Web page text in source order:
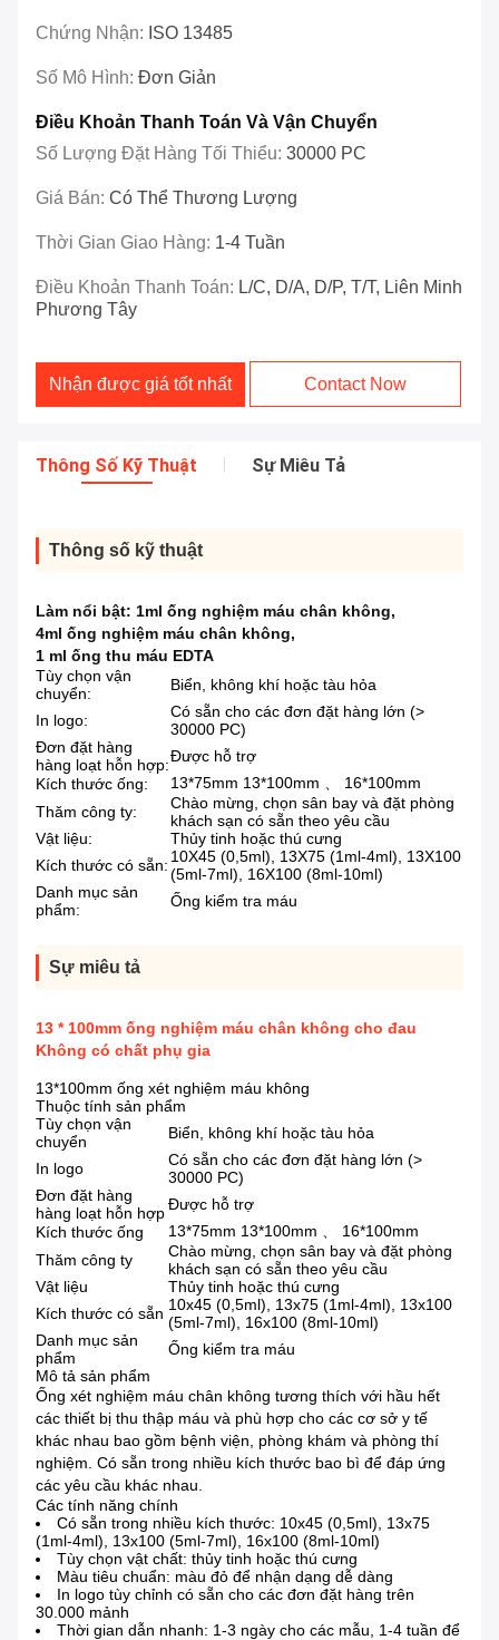
Chứng Nhận: ISO 13485
Số Mô Hình: Đơn Giản
Điều Khoản Thanh Toán Và Vận Chuyển
Số Lượng Đặt Hàng Tối Thiểu: 30000 PC
Giá Bán: Có Thể Thương Lượng
Thời Gian Giao Hàng: 1-4 Tuần
Điều Khoản Thanh Toán: L/C, D/A, D/P, T/T, Liên Minh
Phương Tây
Nhận được giá tốt nhất Contact Now
Thông Số Kỹ Thuật Sự Miêu Tả
Thông số kỹ thuật
Làm nổi bật: 1ml ống nghiệm máu chân không,
4ml ống nghiệm máu chân không,
1 ml ống thu máu EDTA
Tùy chọn vận
chuyển:
Biển, không khí hoặc tàu hỏa
In logo:
Có sẵn cho các đơn đặt hàng lớn (>
30000 PC)
Đơn đặt hàng
hàng loạt hỗn hợp:Được hỗ trợ
Kích thước ống:
13*75mm 13*100mm 、 16*100mm
Thăm công ty:
Chào mừng, chọn sân bay và đặt phòng
khách sạn có sẵn theo yêu cầu
Vật liệu:
Thủy tinh hoặc thú cưng
Kích thước có sẵn: 10X45 (0,5ml), 13X75 (1ml-4ml), 13X100
(5ml-7ml), 16X100 (8ml-10ml)
Danh mục sản
phẩm:
Ống kiểm tra máu
Sự miêu tả
13 * 100mm ống nghiệm máu chân không cho đau
Không có chất phụ gia
13*100mm ống xét nghiệm máu không
Thuộc tính sản phẩm
Tùy chọn vận
chuyển
Biển, không khí hoặc tàu hỏa
In logo
Có sẵn cho các đơn đặt hàng lớn (>
30000 PC)
Đơn đặt hàng
hàng loạt hỗn hợpĐược hỗ trợ
Kích thước ống
13*75mm 13*100mm 、 16*100mm
Thăm công ty
Chào mừng, chọn sân bay và đặt phòng
khách sạn có sẵn theo yêu cầu
Vật liệu
Thủy tinh hoặc thú cưng
Kích thước có sẵn 10x45 (0,5ml), 13x75 (1ml-4ml), 13x100
(5ml-7ml), 16x100 (8ml-10ml)
Danh mục sản
phẩm
Ống kiểm tra máu
Mô tả sản phẩm
Ống xét nghiệm máu chân không tương thích với hầu hết
các thiết bị thu thập máu và phù hợp cho các cơ sở y tế
khác nhau bao gồm bệnh viện, phòng khám và phòng thí
nghiệm. Có sẵn trong nhiều kích thước bao bì để đáp ứng
các yêu cầu khác nhau.
Các tính năng chính
Có sẵn trong nhiều kích thước: 10x45 (0,5ml), 13x75
(1ml-4ml), 13x100 (5ml-7ml), 16x100 (8ml-10ml)
Tùy chọn vật chất: thủy tinh hoặc thú cưng
Màu tiêu chuẩn: màu đỏ để nhận dạng dễ dàng
In logo tùy chỉnh có sẵn cho các đơn đặt hàng trên
30.000 mảnh
Thời gian dẫn nhanh: 1-3 ngày cho các mẫu, 1-4 tuần để